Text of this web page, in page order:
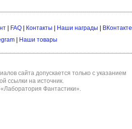
| FAQ| Контакты Наши награды
ВКонтакте
Наши товары
сайта допускается только с указанием
ссылки на источник.
«Лаборатория Фантастики».